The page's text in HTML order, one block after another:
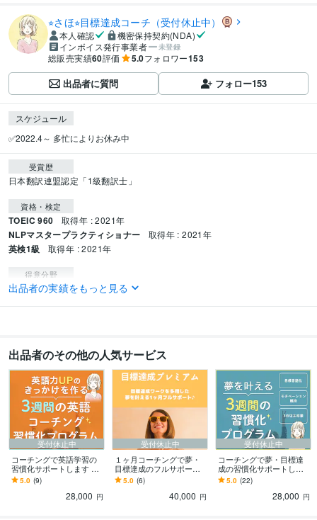
⭐︎さほ⭐︎目標達成コーチ（受付休止中）
本人確認
機密保持契約(NDA)
インボイス発行事業者
未登録
総販売実績60評価 5.0フォロワー153
出品者に質問 フォロー153
スケジュール
✅2022.4～ 多忙によりお休み中
受賞歴
日本翻訳連盟認定「1級翻訳士」
資格・検定
TOEIC 960 取得年 : 2021年
NLPマスタープラクティショナー 取得年 : 2021年
英検1級 取得年 : 2021年
得意分野
学習指導・資格・キャリア相談
英語 コーチング 英文添削 英語レッスン
出品者の実績をもっと見る
出品者のその他の人気サービス
受付休止中
コーチングで英語学習の
習慣化サポートします 学
習習慣化・モチベーショ
ン維持・3日坊主卒業！英
5.0 (9)
28,000 円
受付休止中
１ヶ月コーチングで夢・
目標達成のフルサポート
します ワーク活用！目標
達成プレミアム伴走プラ
ンで夢を叶える！
5.0 (6)
40,000 円
受付休止中
コーチングで夢・目標達
成の習慣化サポートしま
す 目標言語化・モチベー
ション維持・３日坊主卒
業で夢を叶える！
5.0 (22)
28,000 円